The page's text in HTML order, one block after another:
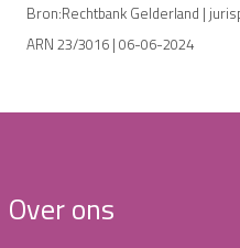
Bron:Rechtbank Gelderland |
ARN 23/3016 | 06-06-2024
Over ons